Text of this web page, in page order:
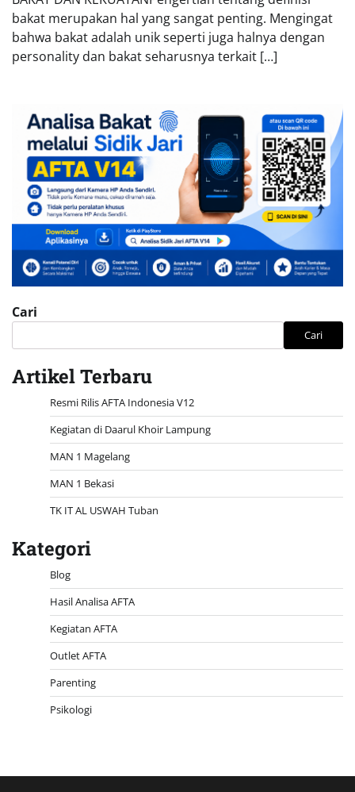
bakat merupakan hal yang sangat penting. Mengingat
bahwa bakat adalah unik seperti juga halnya dengan
personality dan bakat seharusnya terkait […]
Cari
Cari
Artikel Terbaru
Resmi Rilis AFTA Indonesia V12
Kegiatan di Daarul Khoir Lampung
MAN 1 Magelang
MAN 1 Bekasi
TK IT AL USWAH Tuban
Kategori
Blog
Hasil Analisa AFTA
Kegiatan AFTA
Outlet AFTA
Parenting
Psikologi